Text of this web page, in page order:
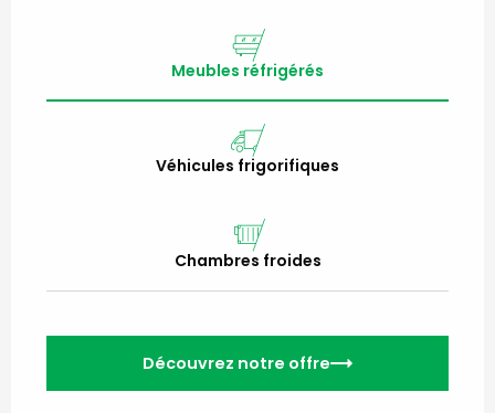
Meubles réfrigérés
Véhicules frigorifiques
Chambres froides
Découvrez notre offre